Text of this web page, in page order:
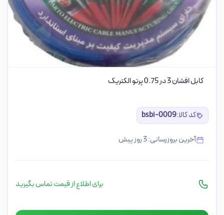
کابل افشان 3 در 0.75 پرتو الکتریک
کد کالا:bsbi-0009
آخرین بروزرسانی: 3 روز پیش
برای اطلاع از قیمت تماس بگیرید